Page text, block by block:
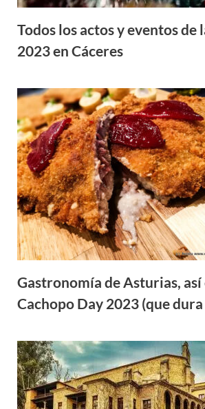
Todos los actos y eventos de
2023 en Cáceres
Gastronomía de Asturias, así
Cachopo Day 2023 (que